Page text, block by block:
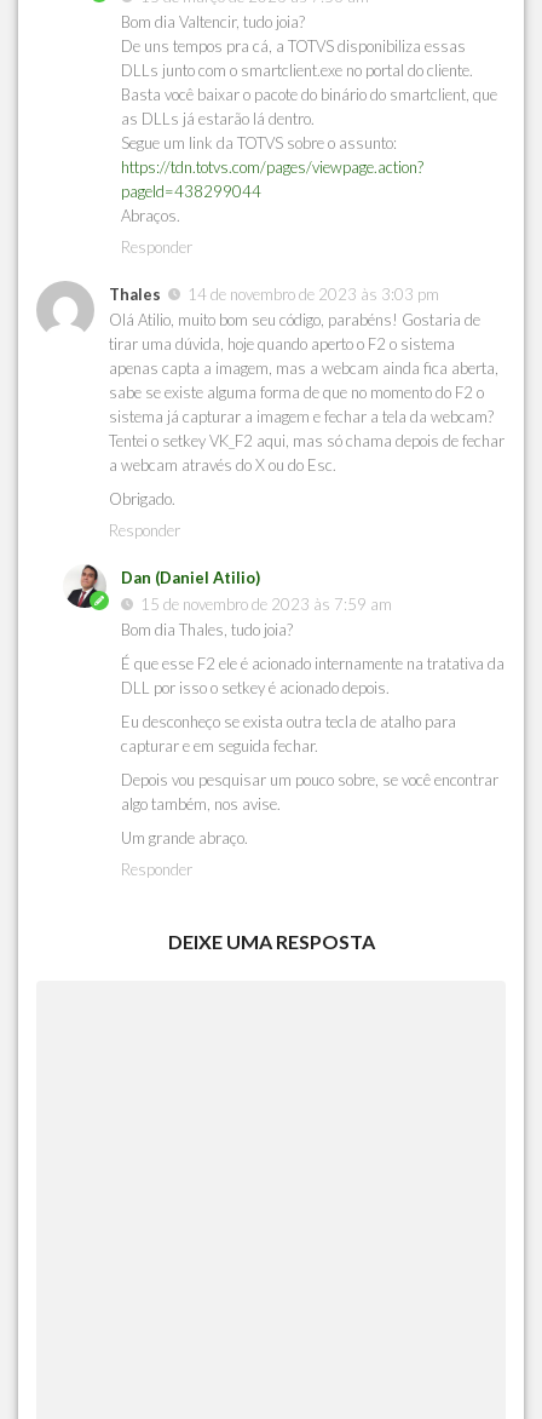
Bom dia Valtencir, tudo joia?
De uns tempos pra cá, a TOTVS disponibiliza essas
DLLs junto com o smartclient.exe no portal do cliente.
Basta você baixar o pacote do binário do smartclient, que
as DLLs já estarão lá dentro.
Segue um link da TOTVS sobre o assunto:
https://tdn.totvs.com/pages/viewpage.action?
pageId=438299044
Abraços.
Responder
Thales
14 de novembro de 2023 às 3:03 pm
Olá Atilio, muito bom seu código, parabéns! Gostaria de
tirar uma dúvida, hoje quando aperto o F2 o sistema
apenas capta a imagem, mas a webcam ainda fica aberta,
sabe se existe alguma forma de que no momento do F2 o
sistema já capturar a imagem e fechar a tela da webcam?
Tentei o setkey VK_F2 aqui, mas só chama depois de fechar
a webcam através do X ou do Esc.
Obrigado.
Responder
Dan (Daniel Atilio)
15 de novembro de 2023 às 7:59 am
Bom dia Thales, tudo joia?
É que esse F2 ele é acionado internamente na tratativa da
DLL por isso o setkey é acionado depois.
Eu desconheço se exista outra tecla de atalho para
capturar e em seguida fechar.
Depois vou pesquisar um pouco sobre, se você encontrar
algo também, nos avise.
Um grande abraço.
Responder
DEIXE UMA RESPOSTA